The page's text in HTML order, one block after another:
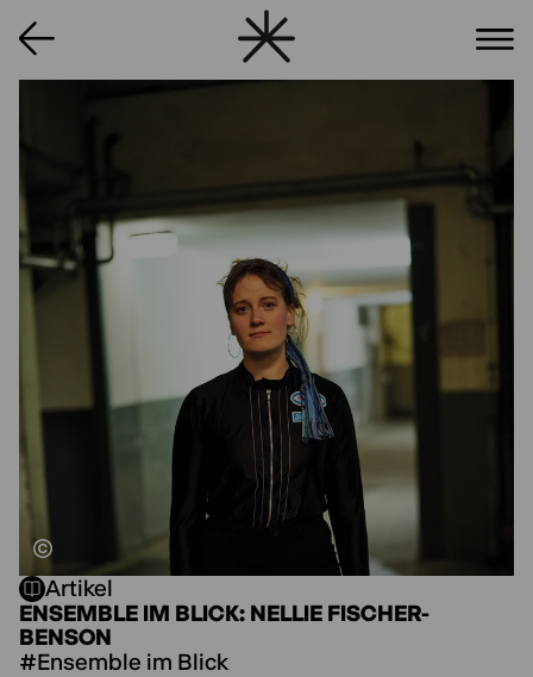
Artikel
ENSEMBLE IM BLICK: NELLIE FISCHER-
BENSON
#Ensemble im Blick